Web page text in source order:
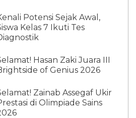
Potensi Sejak Awal,
Kelas 7 Ikuti Tes
Hasan Zaki Juara III
of Genius 2026
Zainab Assegaf Ukir
di Olimpiade Sains